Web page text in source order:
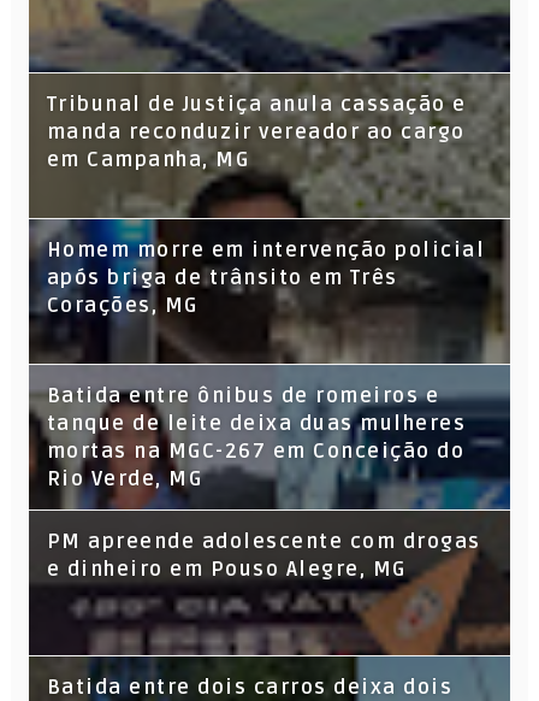
Tribunal de Justiça anula cassação e
manda reconduzir vereador ao cargo
em Campanha, MG
Homem morre em intervenção policial
após briga de trânsito em Três
Corações, MG
Batida entre ônibus de romeiros e
tanque de leite deixa duas mulheres
mortas na MGC-267 em Conceição do
Rio Verde, MG
PM apreende adolescente com drogas
e dinheiro em Pouso Alegre, MG
Batida entre dois carros deixa dois